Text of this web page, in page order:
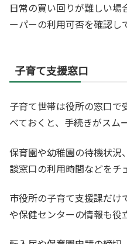
日常の買い回りが難しい
ーパーの利用可否を確認し
子育て支援窓口
子育て世帯は役所の窓口で
べておくと、手続きがスム
保育園や幼稚園の待機状況
談窓口の利用時間などをチ
市役所の子育て支援課だけ
や保健センターの情報も役